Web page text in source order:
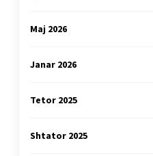
Maj 2026
Janar 2026
Tetor 2025
Shtator 2025